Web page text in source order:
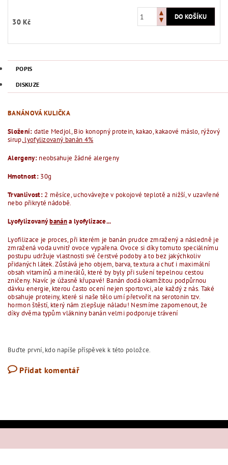
30 Kč
POPIS
DISKUZE
BANÁNOVÁ KULIČKA
Složení: datle Medjol, Bio konopný protein, kakao, kakaové máslo, rýžový
sirup,lyofylizovaný banán 4%
Alergeny:neobsahuje žádné alergeny
Hmotnost:30g
Trvanlivost:2 měsíce, uchovávejte v pokojové teplotě a nižší, v uzavřené
nebo přikryté nádobě.
Lyofylizovanýbanána lyofylizace...
Lyofilizace je proces, při kterém je banán prudce zmražený a následně je
zmražená voda uvnitř ovoce vypařena. Ovoce si díky tomuto speciálnímu
postupu udržuje vlastnosti své čerstvé podoby a to bez jakýchkoliv
přidaných látek. Zůstává jeho objem, barva, textura a chuť i maximální
obsah vitamínů a minerálů, které by byly při sušení tepelnou cestou
zničeny. Navíc je úžasně křupavé! Banán dodá okamžitou podpůrnou
dávku energie, kterou často ocení nejen sportovci, ale každý z nás. Také
obsahuje proteiny, které si naše tělo umí přetvořit na serotonin tzv.
hormon štěstí, který nám zlepšuje náladu! Nesmíme zapomenout, že
díky dvěma typům vlákniny banán velmi podporuje trávení
Buďte první, kdo napíše příspěvek k této položce.
Přidat komentář